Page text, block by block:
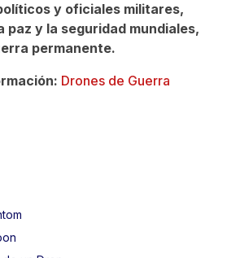
y oficiales militares,
paz y la seguridad mundiales,
permanente.
Drones de Guerra